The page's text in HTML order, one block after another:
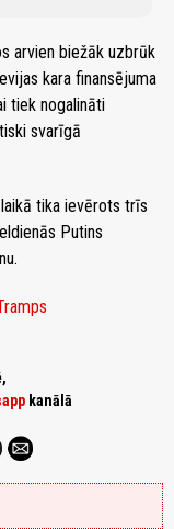
arvien biežāk uzbrūk
kara finansējuma
tiek nogalināti
svarīgā
tika ievērots trīs
Putins
kanālā